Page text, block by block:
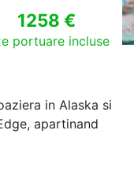
1258 €
portuare incluse
in Alaska si
apartinand